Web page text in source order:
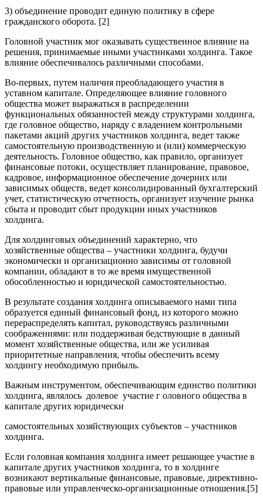
3) объединение проводит единую политику в сфере
гражданского оборота. [2]
Головной участник мог оказывать существенное влияние на
решения, принимаемые иными участниками холдинга. Такое
влияние обеспечивалось различными способами.
Во-первых, путем наличия преобладающего участия в
уставном капитале. Определяющее влияние головного
общества может выражаться в распределении
функциональных обязанностей между структурами холдинга,
где головное общество, наряду с владением контрольными
пакетами акций других участников холдинга, ведет также
самостоятельную производственную и (или) коммерческую
деятельность. Головное общество, как правило, организует
финансовые потоки, осуществляет планирование, правовое,
кадровое, информационное обеспечение дочерних или
зависимых обществ, ведет консолидированный бухгалтерский
учет, статистическую отчетность, организует изучение рынка
сбыта и проводит сбыт продукции иных участников
холдинга.
Для холдинговых объединений характерно, что
хозяйственные общества – участники холдинга, будучи
экономически и организационно зависимы от головной
компании, обладают в то же время имущественной
обособленностью и юридической самостоятельностью.
В результате создания холдинга описываемого нами типа
образуется единый финансовый фонд, из которого можно
перераспределять капитал, руководствуясь различными
соображениями: или поддерживая бедствующие в данный
момент хозяйственные общества, или же усиливая
приоритетные направления, чтобы обеспечить всему
холдингу необходимую прибыль.
Важным инструментом, обеспечивающим единство политики
холдинга, являлось долевое участие г оловного общества в
капитале других юридически
самостоятельных хозяйствующих субъектов – участников
холдинга.
Если головная компания холдинга имеет решающее участие в
капитале других участников холдинга, то в холдинге
возникают вертикальные финансовые, правовые, директивно-
правовые или управленческо-организационные отношения.[5]